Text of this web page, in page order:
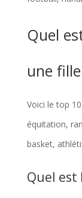
Quel
une
Voici le top
équitation,
basket,
Quel